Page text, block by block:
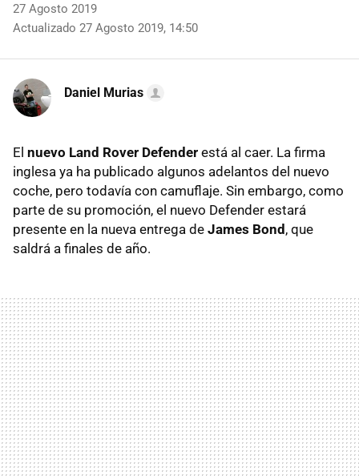
27 Agosto 2019
Actualizado 27 Agosto 2019, 14:50
Daniel Murias
El nuevo Land Rover Defender está al caer. La firma
inglesa ya ha publicado algunos adelantos del nuevo
coche, pero todavía con camuflaje. Sin embargo, como
parte de su promoción, el nuevo Defender estará
presente en la nueva entrega de James Bond, que
saldrá a finales de año.